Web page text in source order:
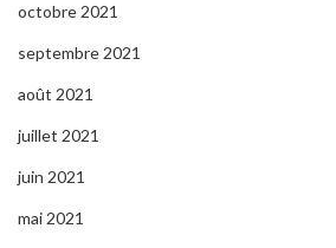
octobre 2021
septembre 2021
août 2021
juillet 2021
juin 2021
mai 2021